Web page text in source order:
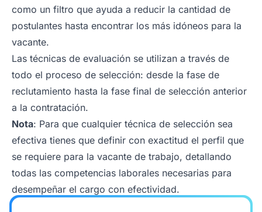
como un filtro que ayuda a reducir la cantidad de
postulantes hasta encontrar los más idóneos para la
vacante.
Las técnicas de evaluación se utilizan a través de
todo el proceso de selección: desde la fase de
reclutamiento hasta la fase final de selección anterior
a la contratación.
Nota: Para que cualquier técnica de selección sea
efectiva tienes que definir con exactitud el perfil que
se requiere para la vacante de trabajo, detallando
todas las competencias laborales necesarias para
desempeñar el cargo con efectividad.